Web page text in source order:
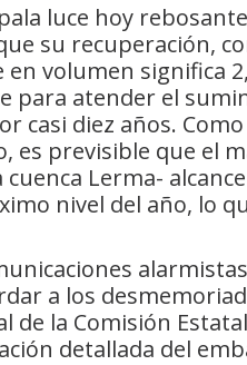
luce hoy
su recuperación,
en volumen significa
para atender el
casi diez años.
es previsible que el
cuenca Lerma-
nivel del año, lo
a los
de la Comisión
detallada del